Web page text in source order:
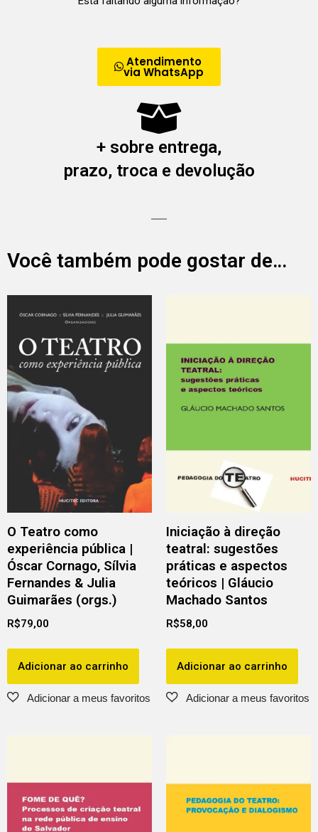
Atendimento
via WhatsApp
+ sobre entrega,
prazo, troca e devolução
Você também pode gostar de…
O Teatro como
experiência pública |
Óscar Cornago, Sílvia
Fernandes & Julia
Guimarães (orgs.)
R$79,00
Adicionar ao carrinho
Iniciação à direção
teatral: sugestões
práticas e aspectos
teóricos | Gláucio
Machado Santos
R$58,00
Adicionar ao carrinho